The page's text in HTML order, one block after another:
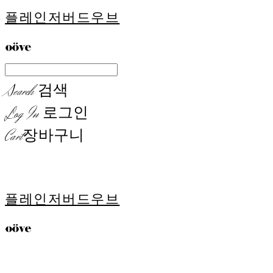
플레인저버드우브
Search검색
Log In 로그인
Cart장바구니
플레인저버드우브